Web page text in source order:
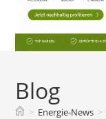
Blog
> Energie-News >